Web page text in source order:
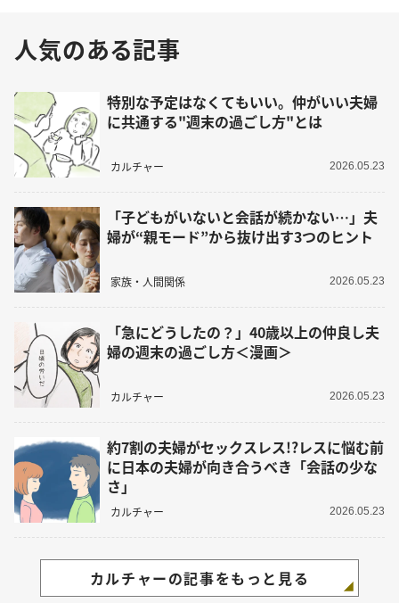
人気のある記事
特別な予定はなくてもいい。仲がいい夫婦
に共通する"週末の過ごし方"とは
カルチャー 2026.05.23
「子どもがいないと会話が続かない…」夫
婦が“親モード”から抜け出す3つのヒント
家族・人間関係 2026.05.23
「急にどうしたの？」40歳以上の仲良し夫
婦の週末の過ごし方＜漫画＞
カルチャー 2026.05.23
約7割の夫婦がセックスレス!?レスに悩む前
に日本の夫婦が向き合うべき「会話の少な
さ」
カルチャー 2026.05.23
カルチャーの記事をもっと見る